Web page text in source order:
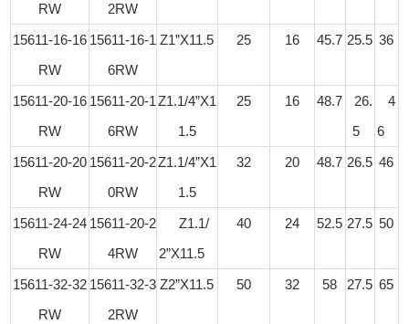
RW
2RW
15611-16-16
RW
15611-16-1
6RW
Z1”X11.5 25 16 45.7 25.5 36
15611-20-16
RW
15611-20-1
6RW
Z1.1/4”X1
1.5
25 16 48.7
26.
5
4
6
15611-20-20
RW
15611-20-2
0RW
Z1.1/4”X1
1.5
32 20 48.7 26.5 46
15611-24-24
RW
15611-20-2
4RW
Z1.1/
2”X11.5
40 24 52.5 27.5 50
15611-32-32
RW
15611-32-3
2RW
Z2”X11.5 50 32 58 27.5 65